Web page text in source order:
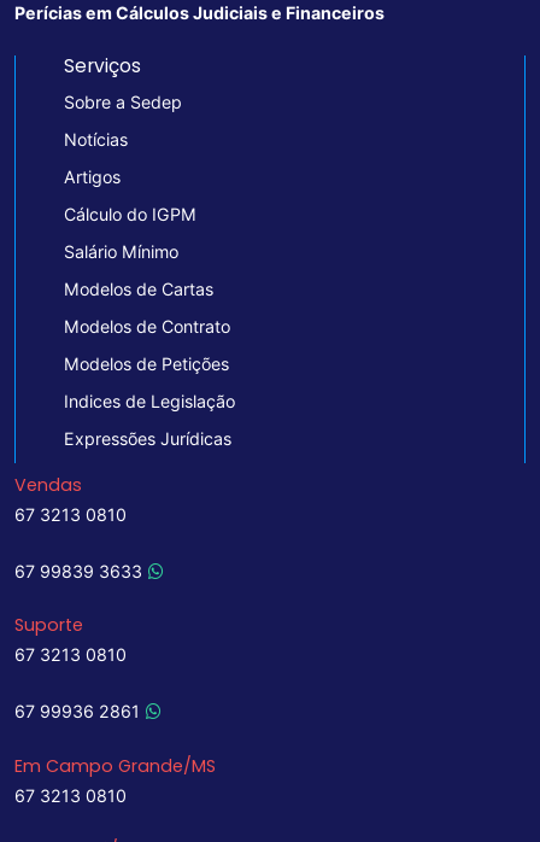
Perícias em Cálculos Judiciais e Financeiros
Serviços
Sobre a Sedep
Notícias
Artigos
Cálculo do IGPM
Salário Mínimo
Modelos de Cartas
Modelos de Contrato
Modelos de Petições
Indices de Legislação
Expressões Jurídicas
Vendas
67 3213 0810
67 99839 3633
Suporte
67 3213 0810
67 99936 2861
Em Campo Grande/MS
67 3213 0810